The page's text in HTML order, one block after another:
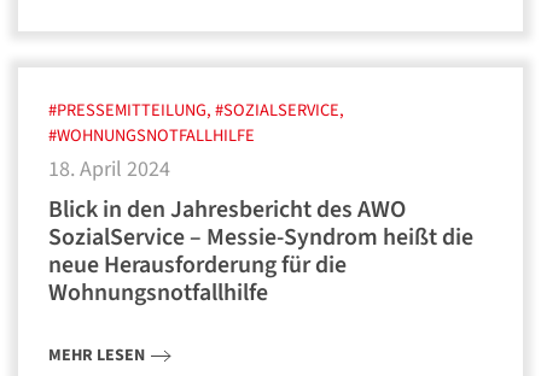
#PRESSEMITTEILUNG, #SOZIALSERVICE,
#WOHNUNGSNOTFALLHILFE
18. April 2024
Blick in den Jahresbericht des AWO
SozialService – Messie-Syndrom heißt die
neue Herausforderung für die
Wohnungsnotfallhilfe
MEHR LESEN